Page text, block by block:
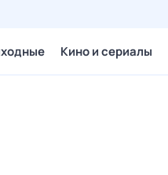
Кино и сериалы